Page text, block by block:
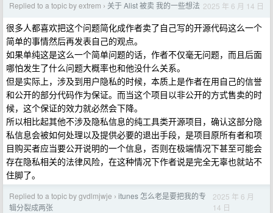
Replied to a topic by extrem › 关于 Alist 被卖 我的一些想法 2025 年 6 月 14 日
很多人都喜欢把这个问题简化成作者卖了自己写的开源代码这么一个
简单的事情然后再发表自己的观点。
如果单纯这是这么一个简单问题的话，作者不仅毫无问题，而且后面
哪怕发生了什么问题大概率也和他没什么关系。
但是实际上，涉及到用户隐私的时候，本质上是作者在用自己的信誉
和公开的部分代码作为保证。而当这个项目以非公开的方式售卖的时
候，这个保证的效力就必然会下降。
所以相比起其他不涉及隐私信息的纯工具类开源项目，确认这部分隐
私信息会被如何处理以及提供必要的退出手段，是项目原所有者和项
目购买者应当要公开说明的一个信息，否则在极端情况下甚至可能会
存在隐私相关的法律风险，在这种情况下作者说是完全无辜也就站不
住脚了。
Replied to a topic by gvdlmjwje › itunes 怎么老是要把我的专
辑分裂成两张
2025 年 6 月
14 日